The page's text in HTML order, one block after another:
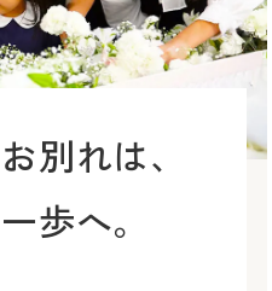
別れは、
歩へ。